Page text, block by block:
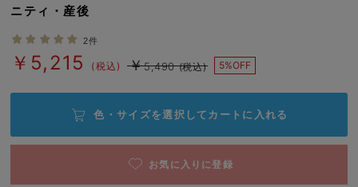
ロンパースはいつからいつまで使う？選ぶポイントも解説！
ニティ・産後
2件
￥5,490 (税込)
￥5,215 (税込) 5%OFF
色・サイズを選択して カートに入れる
お気に入りに登録